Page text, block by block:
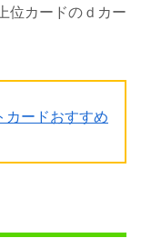
位カードのｄカー
カードおすすめ